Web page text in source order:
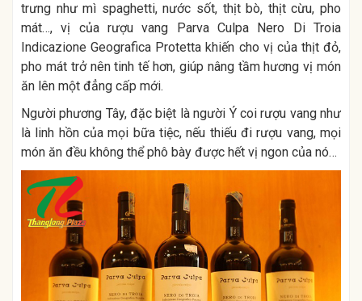
trưng như mì spaghetti, nước sốt, thịt bò, thịt cừu, pho
mát…, vị của rượu vang Parva Culpa Nero Di Troia
Indicazione Geografica Protetta khiến cho vị của thịt đỏ,
pho mát trở nên tinh tế hơn, giúp nâng tầm hương vị món
ăn lên một đẳng cấp mới.
Người phương Tây, đặc biệt là người Ý coi rượu vang như
là linh hồn của mọi bữa tiệc, nếu thiếu đi rượu vang, mọi
món ăn đều không thể phô bày được hết vị ngon của nó…